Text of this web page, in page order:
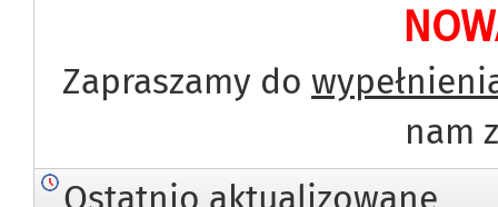
Zapraszamy do
nam
Ostatnio aktualizowane